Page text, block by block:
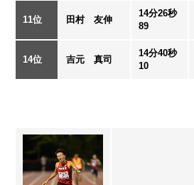
11位 田村 友伸
14分26秒
89
14位 吉元 真司
14分40秒
10